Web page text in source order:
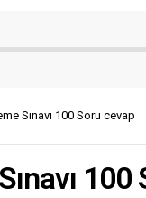
Sınavı 100 Soru cevap